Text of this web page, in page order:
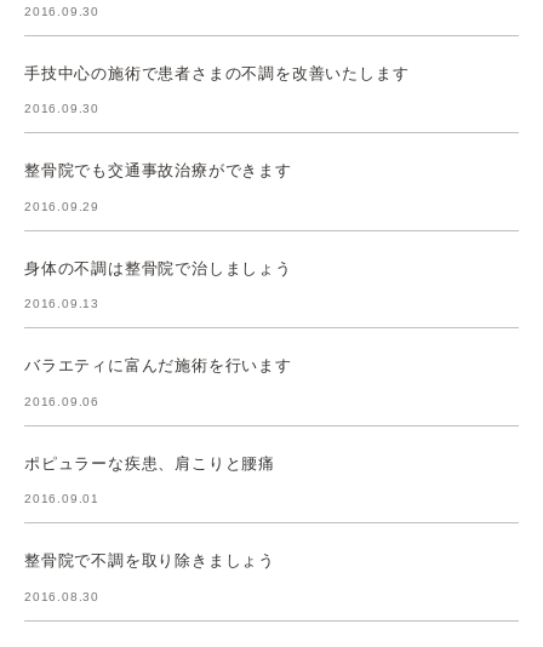
2016.09.30
手技中心の施術で患者さまの不調を改善いたします
2016.09.30
整骨院でも交通事故治療ができます
2016.09.29
身体の不調は整骨院で治しましょう
2016.09.13
バラエティに富んだ施術を行います
2016.09.06
ポピュラーな疾患、肩こりと腰痛
2016.09.01
整骨院で不調を取り除きましょう
2016.08.30